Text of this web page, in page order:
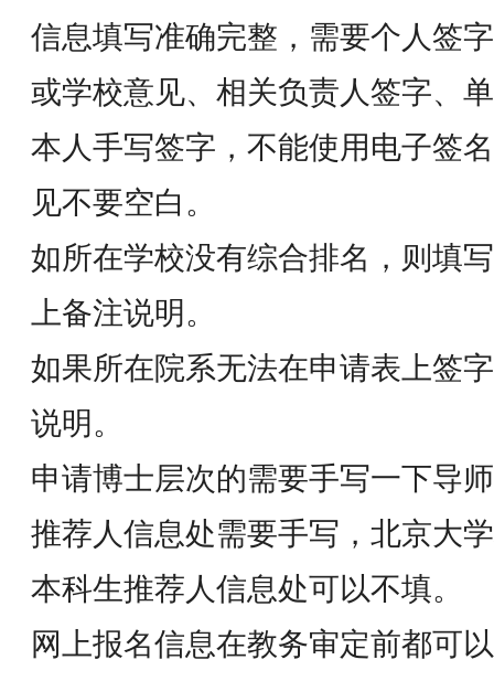
信息填写准确完整，需要个人签
或学校意见、相关负责人签字、
本人手写签字，不能使用电子签
见不要空白。
如所在学校没有综合排名，则填
上备注说明。
如果所在院系无法在申请表上签
说明。
申请博士层次的需要手写一下导
推荐人信息处需要手写，北京大
本科生推荐人信息处可以不填。
网上报名信息在教务审定前都可